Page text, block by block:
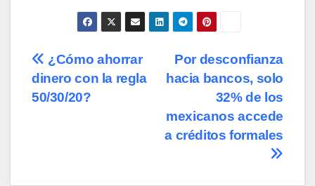
Navegación
de
Por desconfianza
hacia bancos, solo
32% de los
mexicanos accede
a créditos formales
¿Cómo ahorrar
dinero con la regla
50/30/20?